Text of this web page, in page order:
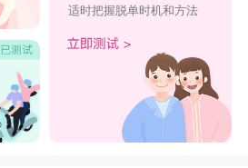
适时把握脱单时机和方法